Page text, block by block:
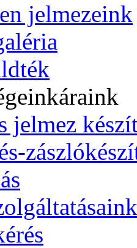
jelmezeink
áraink
jelmez